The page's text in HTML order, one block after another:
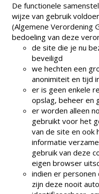
De functionele
wijze van gebruik
(Algemene Verordening
bedoeling van deze
de site die je nu
beveiligd
we hechten een
anonimiteit en tijd
er is geen enkele
opslag, beheer en
er worden alleen
gebruikt voor het
van de site en ook
informatie
gebruik van deze
eigen browser
indien er personen
zijn deze nooit